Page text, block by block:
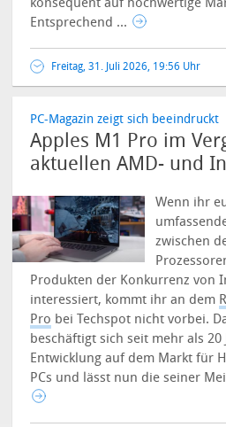
Entsprechend ...
Freitag, 31. Juli 2026, 19:56 Uhr
PC-Magazin zeigt sich beeindruckt
Apples M1 Pro im
aktuellen AMD- und
Wenn ihr
zwischen
Produkten der Konkurrenz von
interessiert, kommt ihr an dem
Pro bei Techspot nicht vorbei.
beschäftigt sich seit mehr als 20
Entwicklung auf dem Markt für
PCs und lässt nun die seiner